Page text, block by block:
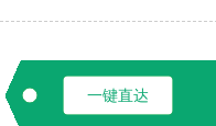
一键直达